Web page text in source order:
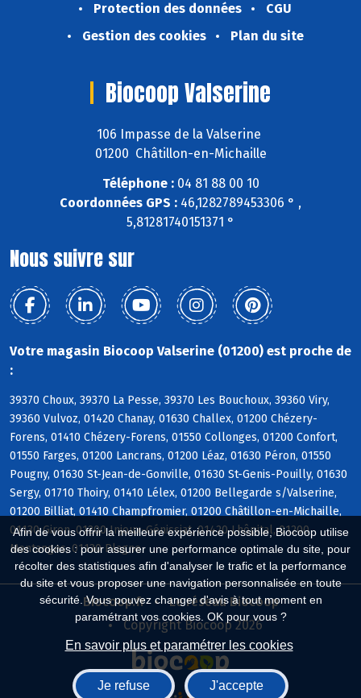
Afin de vous offrir la meilleure expérience possible, Biocoop utilise
des cookies : pour assurer une performance optimale du site, pour
récolter des statistiques afin d'analyser le trafic et la performance
du site et vous proposer une navigation personnalisée en toute
sécurité. Vous pouvez changer d'avis à tout moment en
paramétrant vos cookies. OK pour vous ?
En savoir plus et paramétrer les cookies
Je refuse J'accepte
Protection des données
CGU
Gestion des cookies
Plan du site
Biocoop Valserine
106 Impasse de la Valserine
01200 Châtillon-en-Michaille
Téléphone :04 81 88 00 10
Coordonnées GPS : 46,1282789453306 ° ,
5,81281740151371 °
Nous suivre sur
Votre magasin Biocoop Valserine (01200) est proche de
:
39370 Choux, 39370 La Pesse, 39370 Les Bouchoux, 39360 Viry,
39360 Vulvoz, 01420 Chanay, 01630 Challex, 01200 Chézery-
Forens, 01410 Chézery-Forens, 01550 Collonges, 01200 Confort,
01550 Farges, 01200 Lancrans, 01200 Léaz, 01630 Péron, 01550
Pougny, 01630 St-Jean-de-Gonville, 01630 St-Genis-Pouilly, 01630
Sergy, 01710 Thoiry, 01410 Lélex, 01200 Bellegarde s/Valserine,
01200 Billiat, 01410 Champfromier, 01200 Châtillon-en-Michaille,
01130 Giron, 01200 Injoux-Génissiat, 01420 Lhôpital, 01200
Montanges, 01130 Plagne
Biocoop.fr
Le réseau Biocoop
Copyright Biocoop 2026